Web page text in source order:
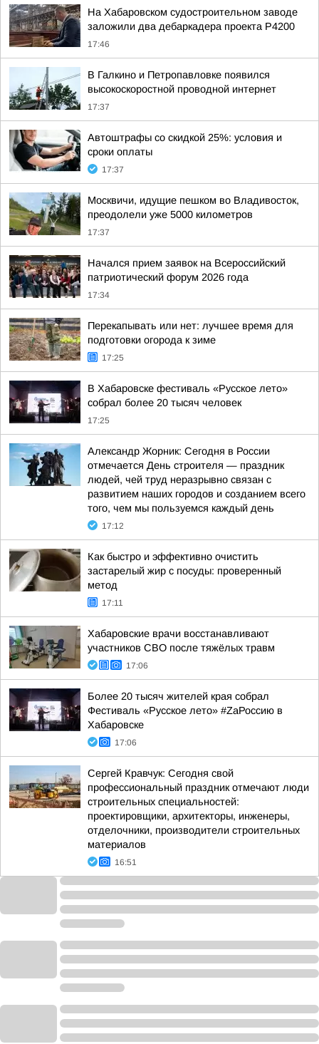
На Хабаровском судостроительном заводе
заложили два дебаркадера проекта Р4200
17:46
В Галкино и Петропавловке появился
высокоскоростной проводной интернет
17:37
Автоштрафы со скидкой 25%: условия и
сроки оплаты
17:37
Москвичи, идущие пешком во Владивосток,
преодолели уже 5000 километров
17:37
Начался прием заявок на Всероссийский
патриотический форум 2026 года
17:34
Перекапывать или нет: лучшее время для
подготовки огорода к зиме
17:25
В Хабаровске фестиваль «Русское лето»
собрал более 20 тысяч человек
17:25
Александр Жорник: Сегодня в России
отмечается День строителя — праздник
людей, чей труд неразрывно связан с
развитием наших городов и созданием всего
того, чем мы пользуемся каждый день
17:12
Как быстро и эффективно очистить
застарелый жир с посуды: проверенный
метод
17:11
Хабаровские врачи восстанавливают
участников СВО после тяжёлых травм
17:06
Более 20 тысяч жителей края собрал
Фестиваль «Русское лето» #ZaРоссию в
Хабаровске
17:06
Сергей Кравчук: Сегодня свой
профессиональный праздник отмечают люди
строительных специальностей:
проектировщики, архитекторы, инженеры,
отделочники, производители строительных
материалов
16:51